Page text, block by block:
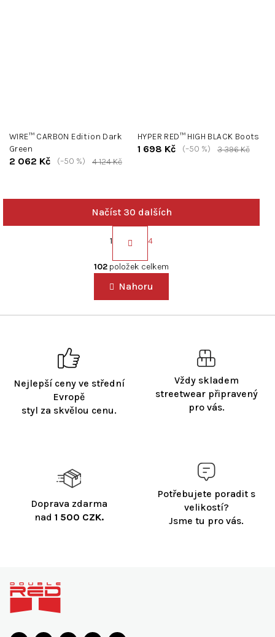
WIRE™ CARBON Edition Dark
Green
2 062 Kč 4 124 Kč
(–50 %)
HYPER RED™ HIGH BLACK Boots
1 698 Kč 3 396 Kč
(–50 %)
v
á
d
a
Načíst 30 dalších
S
t
á
n
k
o
á
1 4
102 položek celkem
Nahoru
Nejlepší ceny ve střední
Evropě
styl za skvělou cenu.
Vždy skladem
streetwear připravený
pro vás.
Doprava zdarma
nad 1 500 CZK.
Potřebujete poradit s
velikostí?
Jsme tu pro vás.